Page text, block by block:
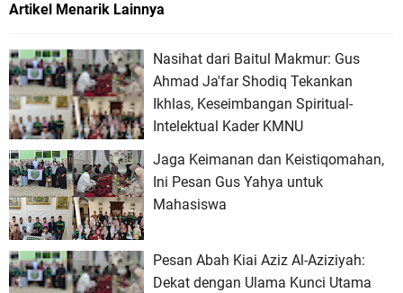
Artikel Menarik Lainnya
Nasihat dari Baitul Makmur: Gus
Ahmad Ja'far Shodiq Tekankan
Ikhlas, Keseimbangan Spiritual-
Intelektual Kader KMNU
Jaga Keimanan dan Keistiqomahan,
Ini Pesan Gus Yahya untuk
Mahasiswa
Pesan Abah Kiai Aziz Al-Aziziyah:
Dekat dengan Ulama Kunci Utama